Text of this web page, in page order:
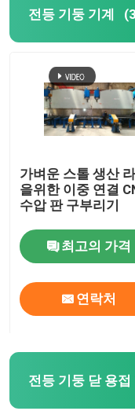
전등 기둥 기계
가벼운 스톨 생산
을위한 이중 연결
수압 판 구부리기
최고의 가격
연락처
전등 기둥 닫 용접